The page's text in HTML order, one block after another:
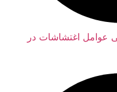
اغتشاشات در